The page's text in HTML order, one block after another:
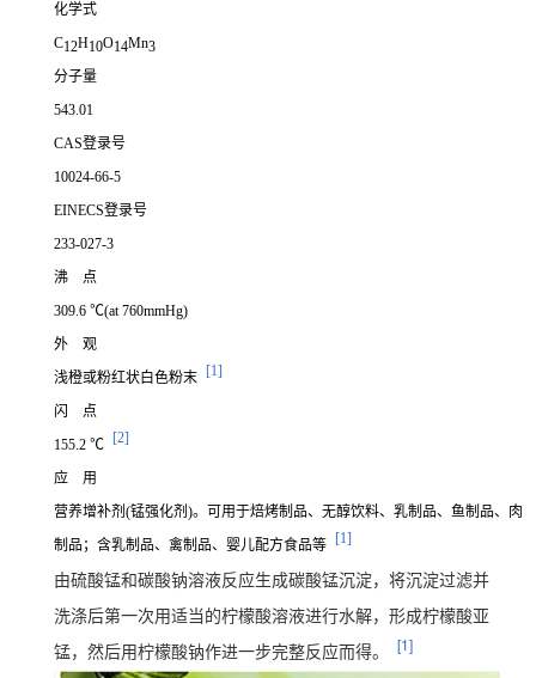
化学式
C12H10O14Mn3
分子量
543.01
CAS登录号
10024-66-5
EINECS登录号
233-027-3
沸 点
309.6 ℃(at 760mmHg)
外 观
浅橙或粉红状白色粉末 [1]
闪 点
155.2 ℃ [2]
应 用
营养增补剂(锰强化剂)。可用于焙烤制品、无醇饮料、乳制品、鱼制品、肉
制品；含乳制品、禽制品、婴儿配方食品等 [1]
由硫酸锰和碳酸钠溶液反应生成碳酸锰沉淀，将沉淀过滤并
洗涤后第一次用适当的柠檬酸溶液进行水解，形成柠檬酸亚
锰，然后用柠檬酸钠作进一步完整反应而得。 [1]